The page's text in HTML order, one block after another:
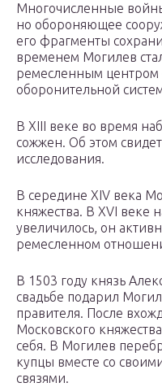
Многочисленные
но обороняющее
его фрагменты
временем Могилев
ремесленным
оборонительной
В XIII веке во время
сожжен. Об этом
исследования.
В середине XIV века
княжества. В XVI веке
увеличилось, он
ремесленном
В 1503 году князь
свадьбе подарил
правителя. После
Московского
себя. В Могилев
купцы вместе со
связями.